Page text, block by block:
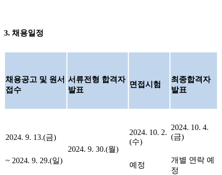
3. 채용일정
채용공고 및 원서
접수
서류전형 합격자
발표
면접시험
최종합격자
발표
2024. 9. 13.(금)
~ 2024. 9. 29.(일)
2024. 9. 30.(월)
2024. 10. 2.
(수)
예정
2024. 10. 4.
(금)
개별 연락 예
정